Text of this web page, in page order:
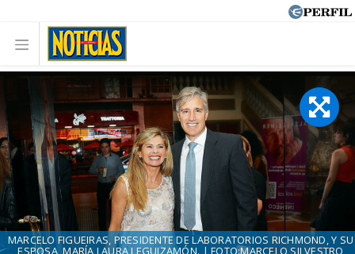
MARCELO FIGUEIRAS, PRESIDENTE DE LABORATORIOS RICHMOND, Y SU
ESPOSA, MARÍA LAURA LEGUIZAMÓN. | FOTO:MARCELO SILVESTRO